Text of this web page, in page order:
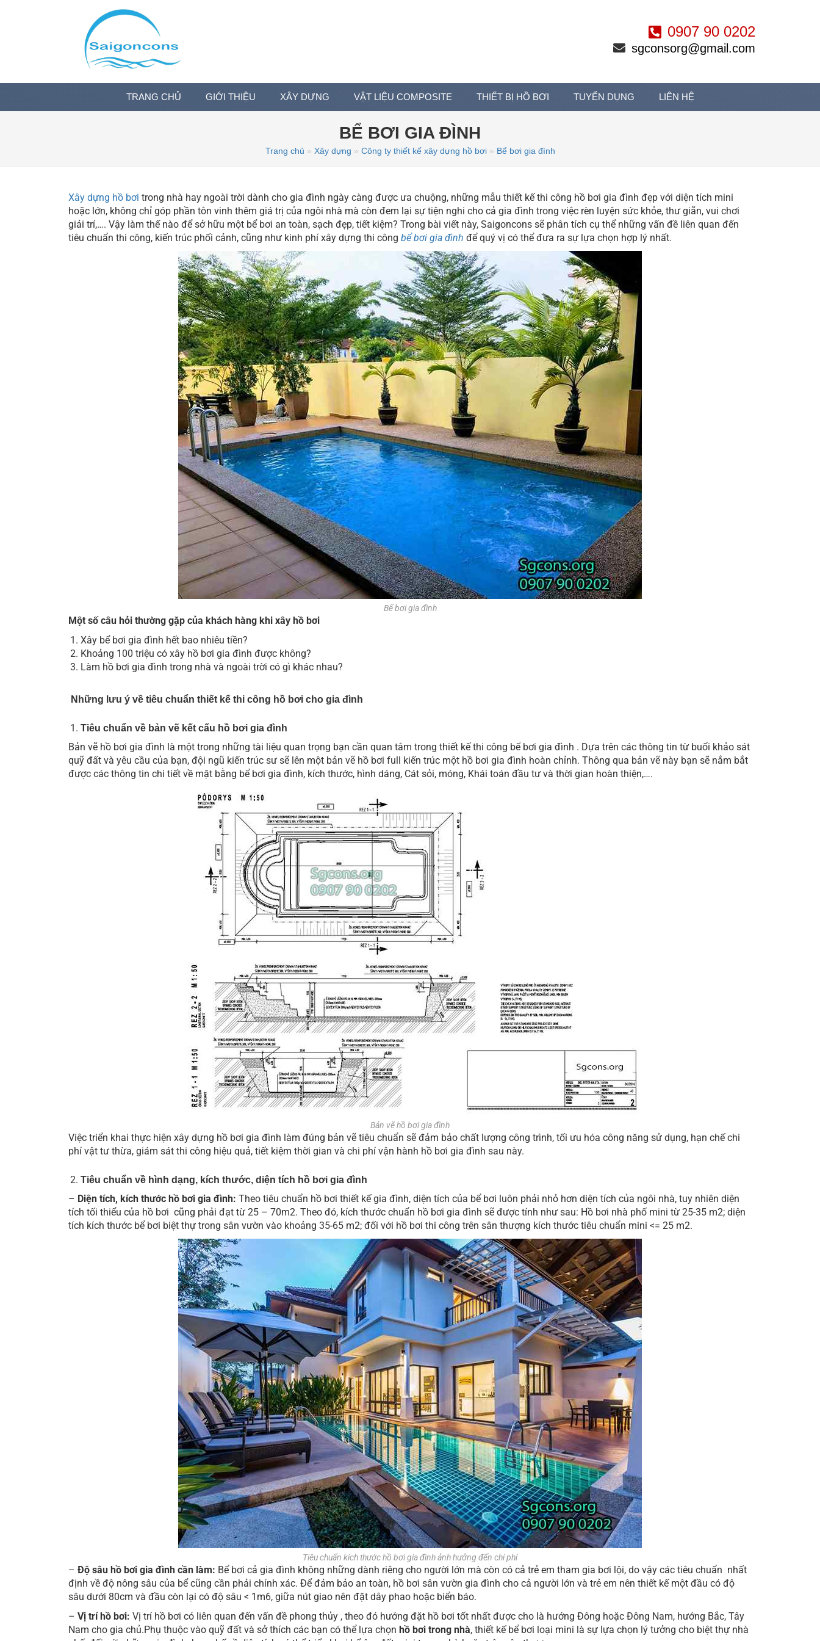
0907 90 0202
sgconsorg@gmail.com
TRANG CHỦ GIỚI THIỆU XÂY DỰNG VẬT LIỆU COMPOSITE THIẾT BỊ HỒ BƠI TUYỂN DỤNG LIÊN HỆ
BỂ BƠI GIA ĐÌNH
Trang chủ » Xây dựng » Công ty thiết kế xây dựng hồ bơi» Bể bơi gia đình
Xây dựng hồ bơi trong nhà hay ngoài trời dành cho gia đình ngày càng được ưa chuộng, những mẫu thiết kế thi công hồ bơi gia đình đẹp với diện tích mini
hoặc lớn, không chỉ góp phần tôn vinh thêm giá trị của ngôi nhà mà còn đem lại sự tiện nghi cho cả gia đình trong việc rèn luyện sức khỏe, thư giãn, vui chơi
giải trí,…. Vậy làm thế nào để sở hữu một bể bơi an toàn, sạch đẹp, tiết kiệm? Trong bài viết này, Saigoncons sẽ phân tích cụ thể những vấn đề liên quan đến
tiêu chuẩn thi công, kiến trúc phối cảnh, cũng như kinh phí xây dựng thi công bể bơi gia đình để quý vị có thể đưa ra sự lựa chọn hợp lý nhất.
Bể bơi gia đình
Một số câu hỏi thường gặp của khách hàng khi xây hồ bơi
Xây bể bơi gia đình hết bao nhiêu tiền?
Khoảng 100 triệu có xây hồ bơi gia đình được không?
Làm hồ bơi gia đình trong nhà và ngoài trời có gì khác nhau?
Những lưu ý về tiêu chuẩn thiết kế thi công hồ bơi cho gia đình
Tiêu chuẩn về bản vẽ kết cấu hồ bơi gia đình
Bản vẽ hồ bơi gia đình là một trong những tài liệu quan trọng bạn cần quan tâm trong thiết kế thi công bể bơi gia đình . Dựa trên các thông tin từ buổi khảo sát
quỹ đất và yêu cầu của bạn, đội ngũ kiến trúc sư sẽ lên một bản vẽ hồ bơi full kiến trúc một hồ bơi gia đình hoàn chỉnh. Thông qua bản vẽ này bạn sẽ nắm bắt
được các thông tin chi tiết về mặt bằng bể bơi gia đình, kích thước, hình dáng, Cát sỏi, móng, Khái toán đầu tư và thời gian hoàn thiện,….
Bản vẽ hồ bơi gia đình
Việc triển khai thực hiện xây dựng hồ bơi gia đình làm đúng bản vẽ tiêu chuẩn sẽ đảm bảo chất lượng công trình, tối ưu hóa công năng sử dụng, hạn chế chi
phí vật tư thừa, giám sát thi công hiệu quả, tiết kiệm thời gian và chi phí vận hành hồ bơi gia đình sau này.
Tiêu chuẩn về hình dạng, kích thước, diện tích hồ bơi gia đình
– Diện tích, kích thước hồ bơi gia đình: Theo tiêu chuẩn hồ bơi thiết kế gia đình, diện tích của bể bơi luôn phải nhỏ hơn diện tích của ngôi nhà, tuy nhiên diện
tích tối thiểu của hồ bơi cũng phải đạt từ 25 – 70m2. Theo đó, kích thước chuẩn hồ bơi gia đình sẽ được tính như sau: Hồ bơi nhà phố mini từ 25-35 m2; diện
tích kích thước bể bơi biệt thự trong sân vườn vào khoảng 35-65 m2; đối với hồ bơi thi công trên sân thượng kích thước tiêu chuẩn mini <= 25 m2.
Tiêu chuẩn kích thước hồ bơi gia đình ảnh hưởng đến chi phí
– Độ sâu hồ bơi gia đình cần làm: Bể bơi cả gia đình không những dành riêng cho người lớn mà còn có cả trẻ em tham gia bơi lội, do vậy các tiêu chuẩn nhất
định về độ nông sâu của bể cũng cần phải chính xác. Để đảm bảo an toàn, hồ bơi sân vườn gia đình cho cả người lớn và trẻ em nên thiết kế một đầu có độ
sâu dưới 80cm và đầu còn lại có độ sâu < 1m6, giữa nút giao nên đặt dây phao hoặc biển báo.
– Vị trí hồ bơi: Vị trí hồ bơi có liên quan đến vấn đề phong thủy , theo đó hướng đặt hồ bơi tốt nhất được cho là hướng Đông hoặc Đông Nam, hướng Bắc, Tây
Nam cho gia chủ.Phụ thuộc vào quỹ đất và sở thích các bạn có thể lựa chọn hồ bơi trong nhà, thiết kế bể bơi loại mini là sự lựa chọn lý tưởng cho biệt thự nhà